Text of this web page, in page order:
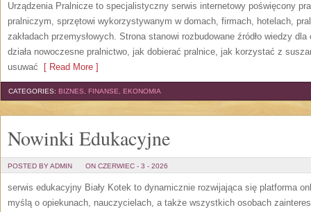
Urządzenia Pralnicze to specjalistyczny serwis internetowy poświęcony
pralniczym, sprzętowi wykorzystywanym w domach, firmach, hotelach,
zakładach przemysłowych. Strona stanowi rozbudowane źródło wiedzy
działa nowoczesne pralnictwo, jak dobierać pralnice, jak korzystać z
usuwać [ Read More ]
CATEGORIES: BIZNES, FINANSE, EKONOMIA
Nowinki Edukacyjne
POSTED BY ADMIN ON CZERWIEC - 3 - 2026
serwis edukacyjny Biały Kotek to dynamicznie rozwijająca się platforma
myślą o opiekunach, nauczycielach, a także wszystkich osobach